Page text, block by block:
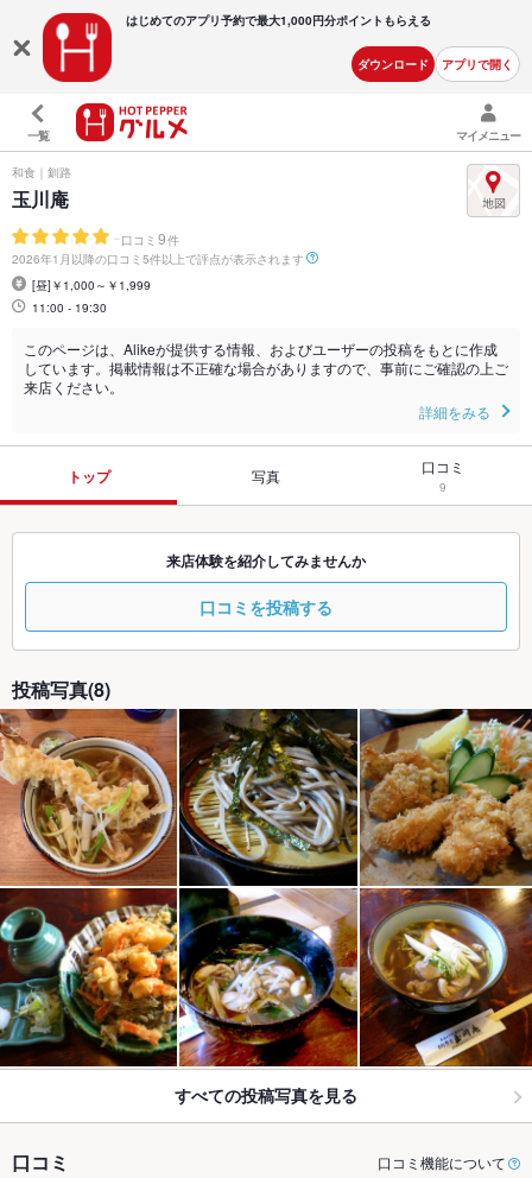
はじめてのアプリ予約で最大1,000円分ポイントもらえる
ダウンロード アプリで開く
一覧 マイメニュー
和食｜釧路
玉川庵
- 口コミ 9件
2026年1月以降の口コミ5件以上で評点が表示されます
[昼]￥1,000～￥1,999
11:00 - 19:30
このページは、Alikeが提供する情報、およびユーザーの投稿をもとに作成
しています。掲載情報は不正確な場合がありますので、事前にご確認の上ご
来店ください。
詳細をみる
トップ 写真 口コミ
9
来店体験を紹介してみませんか
口コミを投稿する
投稿写真(8)
すべての投稿写真を見る
口コミ 口コミ機能について